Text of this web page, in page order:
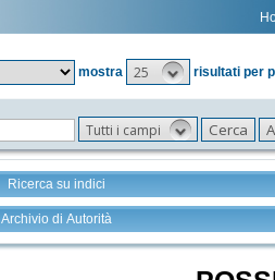
mostra
25 risultati per
Tutti i campi
Ricerca su indici
Archivio di Autorità